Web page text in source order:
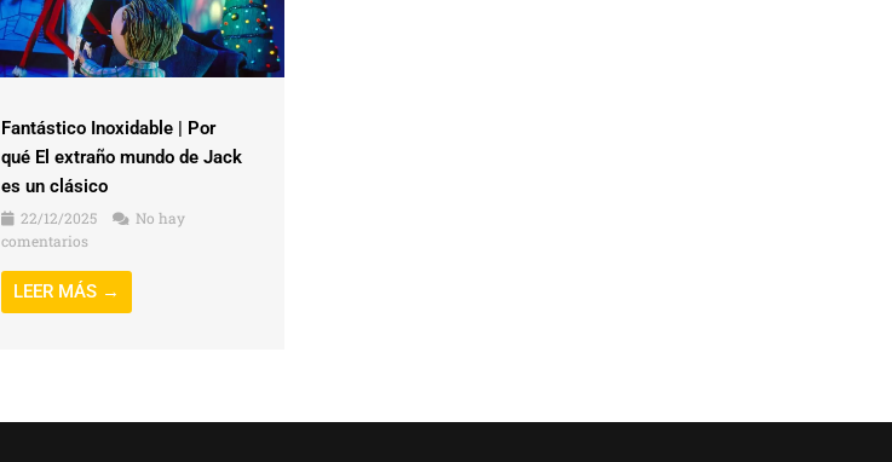
Fantástico Inoxidable | Por
qué El extraño mundo de Jack
es un clásico
22/12/2025
No hay
comentarios
LEER MÁS →